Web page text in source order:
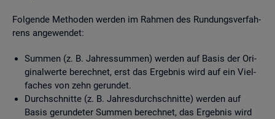
Fol­gen­de Me­tho­den wer­den im Rah­men des Run­dungs­ver­fah­
rens an­ge­wen­det:
Sum­men (z. B. Jah­res­sum­men) wer­den auf Basis der Ori­
gi­nal­wer­te be­rech­net, erst das Er­geb­nis wird auf ein Viel­
fa­ches von zehn ge­run­det.
Durch­schnit­te (z. B. Jah­res­durch­schnit­te) wer­den auf
Basis ge­run­de­ter Sum­men be­rech­net, das Er­geb­nis wird